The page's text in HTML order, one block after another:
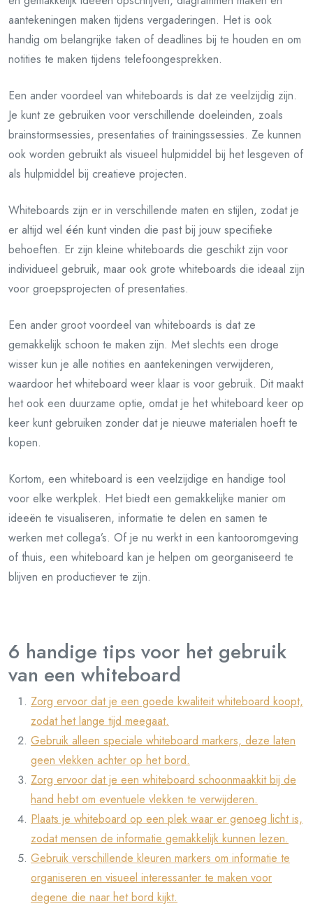
aantekeningen maken tijdens vergaderingen. Het is ook
handig om belangrijke taken of deadlines bij te houden en om
notities te maken tijdens telefoongesprekken.
Een ander voordeel van whiteboards is dat ze veelzijdig zijn.
Je kunt ze gebruiken voor verschillende doeleinden, zoals
brainstormsessies, presentaties of trainingssessies. Ze kunnen
ook worden gebruikt als visueel hulpmiddel bij het lesgeven of
als hulpmiddel bij creatieve projecten.
Whiteboards zijn er in verschillende maten en stijlen, zodat je
er altijd wel één kunt vinden die past bij jouw specifieke
behoeften. Er zijn kleine whiteboards die geschikt zijn voor
individueel gebruik, maar ook grote whiteboards die ideaal zijn
voor groepsprojecten of presentaties.
Een ander groot voordeel van whiteboards is dat ze
gemakkelijk schoon te maken zijn. Met slechts een droge
wisser kun je alle notities en aantekeningen verwijderen,
waardoor het whiteboard weer klaar is voor gebruik. Dit maakt
het ook een duurzame optie, omdat je het whiteboard keer op
keer kunt gebruiken zonder dat je nieuwe materialen hoeft te
kopen.
Kortom, een whiteboard is een veelzijdige en handige tool
voor elke werkplek. Het biedt een gemakkelijke manier om
ideeën te visualiseren, informatie te delen en samen te
werken met collega’s. Of je nu werkt in een kantooromgeving
of thuis, een whiteboard kan je helpen om georganiseerd te
blijven en productiever te zijn.
6 handige tips voor het gebruik
van een whiteboard
Zorg ervoor dat je een goede kwaliteit whiteboard koopt,
zodat het lange tijd meegaat.
Gebruik alleen speciale whiteboard markers, deze laten
geen vlekken achter op het bord.
Zorg ervoor dat je een whiteboard schoonmaakkit bij de
hand hebt om eventuele vlekken te verwijderen.
Plaats je whiteboard op een plek waar er genoeg licht is,
zodat mensen de informatie gemakkelijk kunnen lezen.
Gebruik verschillende kleuren markers om informatie te
organiseren en visueel interessanter te maken voor
degene die naar het bord kijkt.